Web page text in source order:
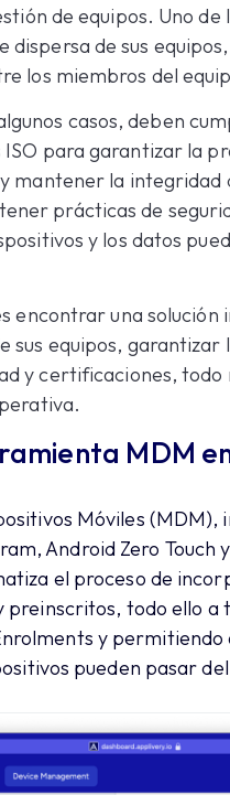
de equipos. Uno
de sus
los miembros del
casos, deben
para garantizar la
mantener la integridad
prácticas de
y los datos
encontrar una
sus equipos,
y certificaciones,
MDM
Móviles
Android Zero Touch
el proceso de
todo ello a
y permitiendo
pueden pasar